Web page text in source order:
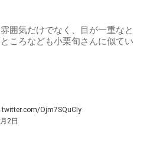
囲気だけでなく、目が一重なと
ころなども小栗旬さんに似てい
Ojm7SQuCIy
2日